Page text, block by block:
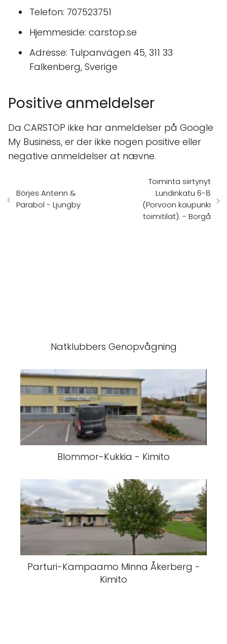
Telefon: 707523751
Hjemmeside: carstop.se
Adresse: Tulpanvägen 45, 311 33
Falkenberg, Sverige
Positive anmeldelser
Da CARSTOP ikke har anmeldelser på Google
My Business, er der ikke nogen positive eller
negative anmeldelser at nævne.
Börjes Antenn &
Parabol - Ljungby
Toiminta siirtynyt
Lundinkatu 6-8
(Porvoon kaupunki
toimitilat). - Borgå
Natklubbers Genopvågning
Blommor-Kukkia - Kimito
Parturi-Kampaamo Minna Åkerberg -
Kimito